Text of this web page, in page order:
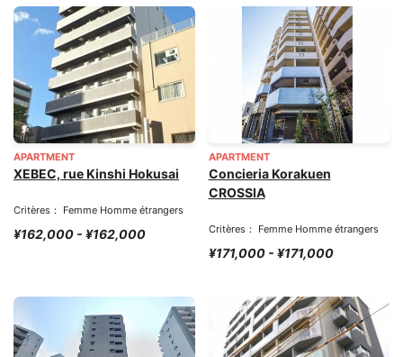
APARTMENT
XEBEC, rue Kinshi Hokusai
Critères： Femme Homme étrangers
¥162,000 - ¥162,000
APARTMENT
Concieria Korakuen
CROSSIA
Critères： Femme Homme étrangers
¥171,000 - ¥171,000